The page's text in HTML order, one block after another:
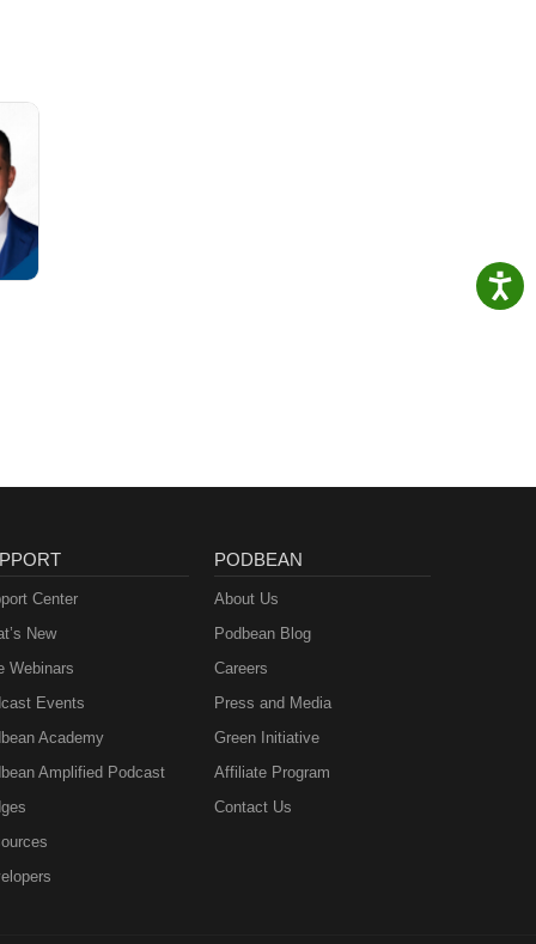
Center
New
Webinars
Events
Academy
Amplified Podcast
PODBEAN
About Us
Podbean Blog
Careers
Press and Media
Green Initiative
Affiliate Program
Contact Us